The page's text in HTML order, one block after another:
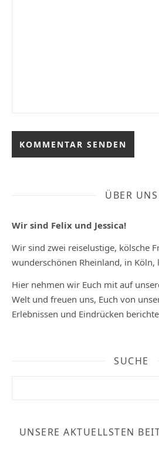
ÜBER UNS
Wir sind Felix und Jessica!
Wir sind zwei reiselustige, kölsche
wunderschönen Rheinland, in Köln,
Hier nehmen wir Euch mit auf
Welt und freuen uns, Euch von
Erlebnissen und Eindrücken
SUCHE
UNSERE AKTUELLSTEN